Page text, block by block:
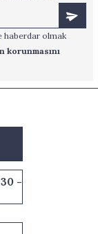
haberdar olmak
korunmasını
-